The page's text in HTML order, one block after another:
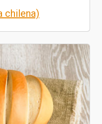
chilena)